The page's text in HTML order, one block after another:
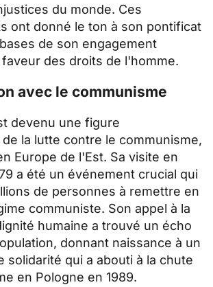
du monde. Ces
ont donné le ton à son pontificat
de son engagement
des droits de l'homme.
avec le communisme
devenu une figure
la lutte contre le communisme,
Europe de l'Est. Sa visite en
a été un événement crucial qui
de personnes à remettre en
communiste. Son appel à la
humaine a trouvé un écho
donnant naissance à un
solidarité qui a abouti à la chute
en Pologne en 1989.